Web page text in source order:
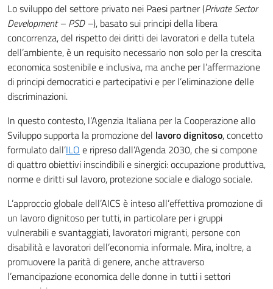
Lo sviluppo del settore privato nei Paesi partner (Private Sector
Development – PSD –), basato sui principi della libera
concorrenza, del rispetto dei diritti dei lavoratori e della tutela
dell’ambiente, è un requisito necessario non solo per la crescita
economica sostenibile e inclusiva, ma anche per l’affermazione
di principi democratici e partecipativi e per l’eliminazione delle
discriminazioni.
In questo contesto, l’Agenzia Italiana per la Cooperazione allo
Sviluppo supporta la promozione del lavoro dignitoso, concetto
formulato dall’ILO e ripreso dall’Agenda 2030, che si compone
di quattro obiettivi inscindibili e sinergici: occupazione produttiva,
norme e diritti sul lavoro, protezione sociale e dialogo sociale.
L’approccio globale dell’AICS è inteso all’effettiva promozione di
un lavoro dignitoso per tutti, in particolare per i gruppi
vulnerabili e svantaggiati, lavoratori migranti, persone con
disabilità e lavoratori dell’economia informale. Mira, inoltre, a
promuovere la parità di genere, anche attraverso
l’emancipazione economica delle donne in tutti i settori